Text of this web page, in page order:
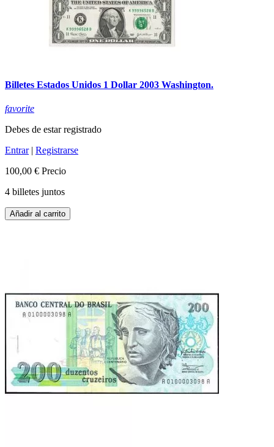
Billetes Estados Unidos 1 Dollar 2003 Washington.
favorite
Debes de estar registrado
Entrar| Registrarse
100,00 € Precio
4 billetes juntos
Añadir al carrito